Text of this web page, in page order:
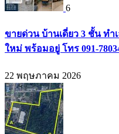
6
ขายด่วน บ้านเดี่ยว 3 ชั้น ทำ
ใหม่ พร้อมอยู่ โทร 091-
22 พฤษภาคม 2026